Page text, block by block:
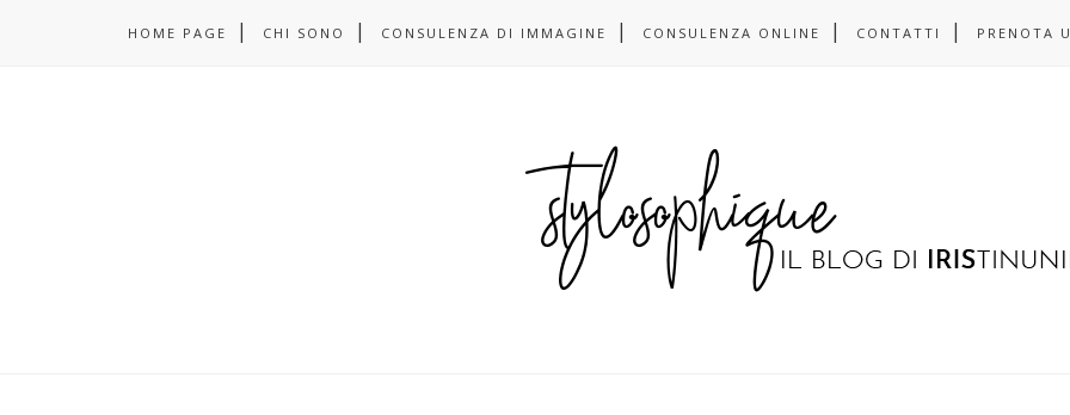
HOME PAGE CHI SONO CONSULENZA DI IMMAGINE CONSULENZA ONLINE CONTATTI PRENOTA